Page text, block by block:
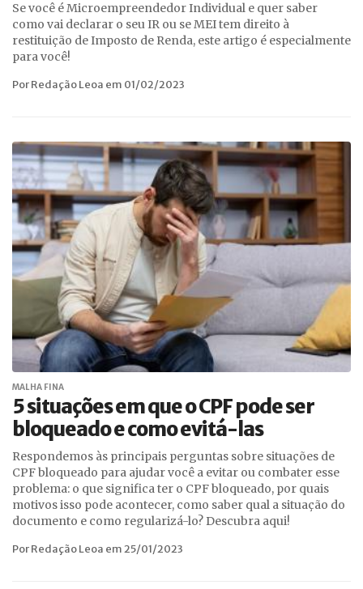
Se você é Microempreendedor Individual e quer saber
como vai declarar o seu IR ou se MEI tem direito à
restituição de Imposto de Renda, este artigo é especialmente
para você!
Por Redação Leoa em 01/02/2023
MALHA FINA
5 situações em que o CPF pode ser
bloqueado e como evitá-las
Respondemos às principais perguntas sobre situações de
CPF bloqueado para ajudar você a evitar ou combater esse
problema: o que significa ter o CPF bloqueado, por quais
motivos isso pode acontecer, como saber qual a situação do
documento e como regularizá-lo? Descubra aqui!
Por Redação Leoa em 25/01/2023